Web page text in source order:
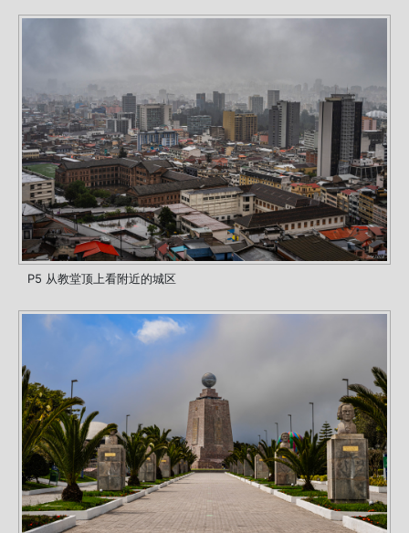
P5 从教堂顶上看附近的城区